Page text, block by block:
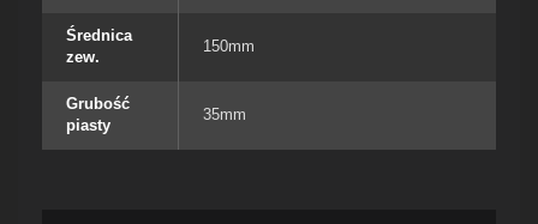
Średnica
zew.
150mm
Grubość
piasty
35mm